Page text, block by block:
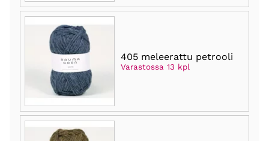
405 meleerattu petrooli
Varastossa 13 kpl